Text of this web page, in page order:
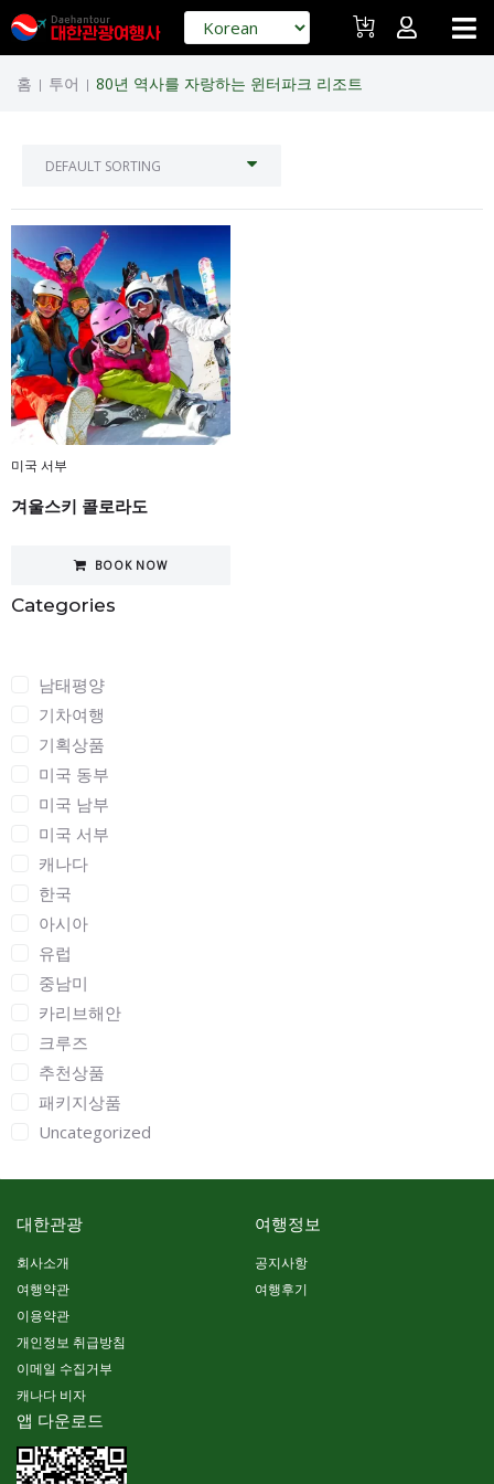
홈 | 투어 | 80년 역사를 자랑하는 윈터파크 리조트
Categories
남태평양
기차여행
기획상품
미국 동부
미국 남부
미국 서부
캐나다
한국
아시아
유럽
중남미
카리브해안
크루즈
추천상품
패키지상품
Uncategorized
미국 서부
겨울스키 콜로라도
BOOK NOW
대한관광
회사소개
여행약관
이용약관
개인정보 취급방침
이메일 수집거부
캐나다 비자
여행정보
공지사항
여행후기
앱 다운로드